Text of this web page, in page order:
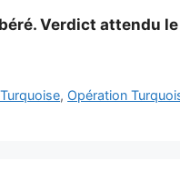
Verdict attendu
, Opération